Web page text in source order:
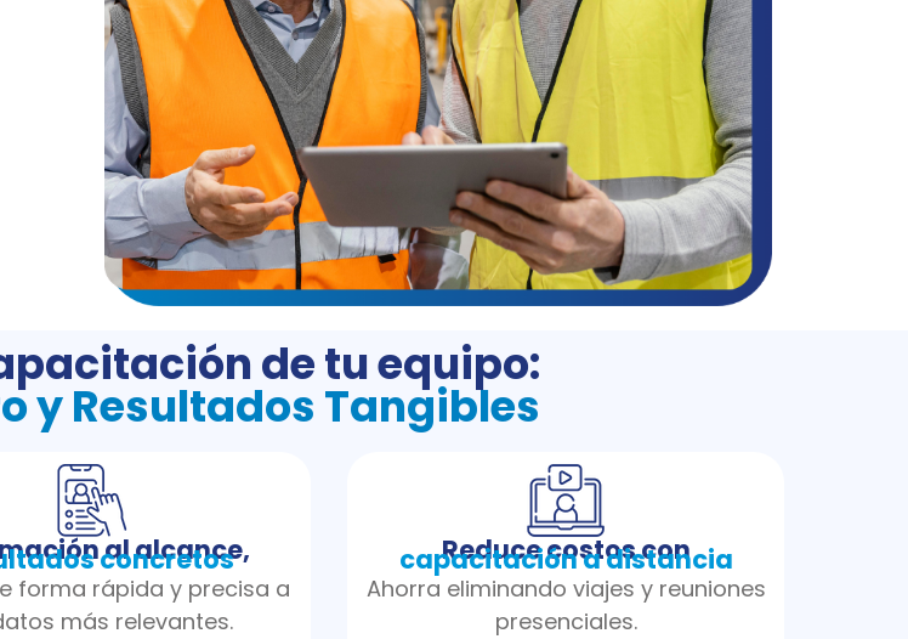
de tu equipo:
y Resultados Tangibles
al alcance,
concretos
forma rápida y precisa a
más relevantes.
Reduce costos con
capacitación a distancia
Ahorra eliminando viajes y reuniones
presenciales.